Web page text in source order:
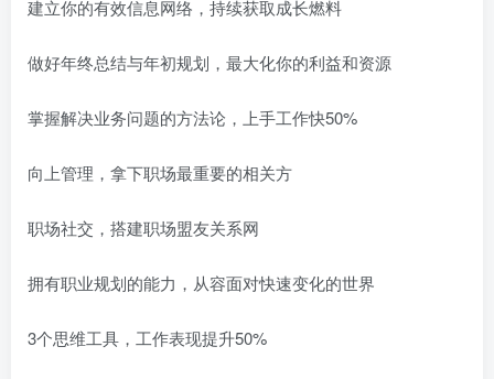
建立你的有效信息网络，持续获取成长燃料
做好年终总结与年初规划，最大化你的利益和资源
掌握解决业务问题的方法论，上手工作快50%
向上管理，拿下职场最重要的相关方
职场社交，搭建职场盟友关系网
拥有职业规划的能力，从容面对快速变化的世界
3个思维工具，工作表现提升50%